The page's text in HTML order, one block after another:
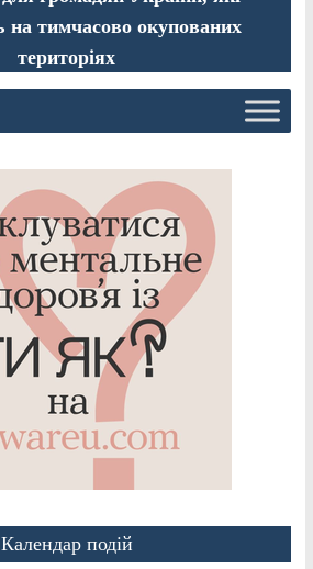
тимчасово окупованих
територіях
Календар подій